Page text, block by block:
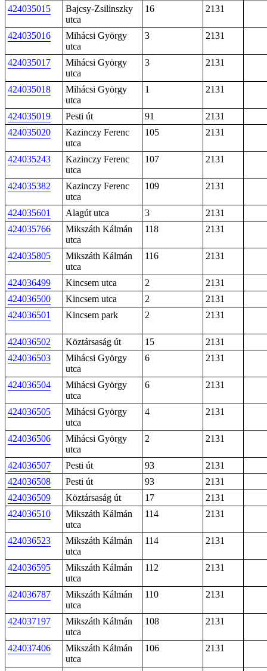
424035015
Bajcsy-Zsilinszky
utca
16 2131
424035016
Mihácsi György
utca
3 2131
424035017
Mihácsi György
utca
3 2131
424035018
Mihácsi György
utca
1 2131
424035019 Pesti út 91
2131
424035020
Kazinczy Ferenc
utca
105 2131
424035243
Kazinczy Ferenc
utca
107 2131
424035382
Kazinczy Ferenc
utca
109 2131
424035601 Alagút utca 3
2131
424035766
Mikszáth Kálmán
utca
118 2131
424035805
Mikszáth Kálmán
utca
116 2131
424036499 Kincsem utca 2
2131
424036500
Kincsem utca 2
2131
424036501
Kincsem park 2 2131
424036502 Köztársaság út 15
2131
424036503
Mihácsi György
utca
6 2131
424036504
Mihácsi György
utca
6 2131
424036505
Mihácsi György
utca
4 2131
424036506
Mihácsi György
utca
2 2131
424036507 Pesti út 93
2131
424036508
Pesti út 93
2131
424036509
Köztársaság út 17
2131
424036510
Mikszáth Kálmán
utca
114 2131
424036523
Mikszáth Kálmán
utca
114 2131
424036595
Mikszáth Kálmán
utca
112 2131
424036787
Mikszáth Kálmán
utca
110 2131
424037197
Mikszáth Kálmán
utca
108 2131
424037406
Mikszáth Kálmán
utca
106 2131